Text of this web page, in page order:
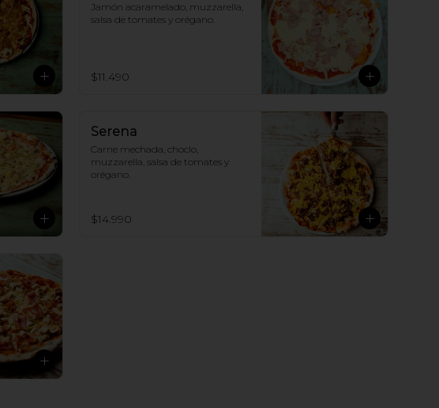
Jamón acaramelado, muzzarella,
salsa de tomates y orégano.
$11.490
Serena
Carne mechada, choclo,
muzzarella, salsa de tomates y
orégano.
$14.990